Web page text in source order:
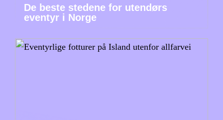
De beste stedene for utendørs
eventyr i Norge